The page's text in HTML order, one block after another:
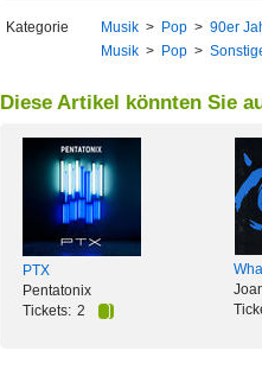
Kategorie Musik > Pop > 90er
Musik > Pop >
Diese Artikel könnten Sie
PTX
Pentatonix
Tickets: 2